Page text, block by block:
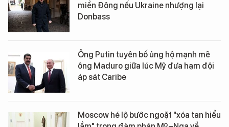
miền Đông nếu Ukraine nhượng lại
Donbass
Ông Putin tuyên bố ủng hộ mạnh mẽ
ông Maduro giữa lúc Mỹ đưa hạm đội
áp sát Caribe
Moscow hé lộ bước ngoặt "xóa tan hiểu